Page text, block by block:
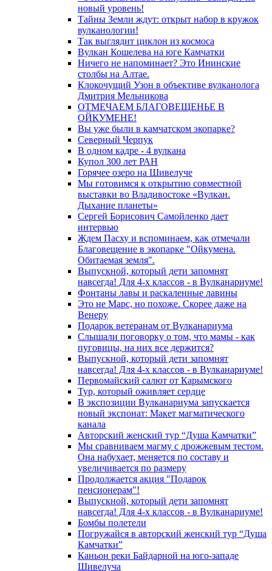
новый уровень!
Тайны Земли ждут: открыт набор в кружок
вулканологии!
Так выглядит циклон из космоса
Вулкан Кошелева на юге Камчатки
Ничего не напоминает? Это Ининские
столбы на Алтае.
Клокочущий Узон в объективе вулканолога
Дмитрия Мельникова
ОТМЕЧАЕМ БЛАГОВЕЩЕНЬЕ В
ОЙКУМЕНЕ!
Вы уже были в камчатском экопарке?
Северный Черпук
В одном кадре - 4 вулкана
Купол 300 лет РАН
Горячее озеро на Шивелуче
Мы готовимся к открытию совместной
выставки во Владивостоке «Вулкан.
Дыхание планеты»
Сергей Борисович Самойленко дает
интервью
Ждем Пасху и вспоминаем, как отмечали
Благовещение в экопарке "Ойкумена.
Обитаемая земля".
Выпускной, который дети запомнят
навсегда! Для 4-х классов - в Вулканариуме!
Фонтаны лавы и раскаленные лавины
Это не Марс, но похоже. Скорее даже на
Венеру
Подарок ветеранам от Вулканариума
Слышали поговорку о том, что мамы - как
пуговицы, на них все держится?
Выпускной, который дети запомнят
навсегда! Для 4-х классов - в Вулканариуме!
Первомайский салют от Карымского
Тур, который оживляет сердце
В экспозиции Вулканариума запускается
новый экспонат: Макет магматического
канала
Авторский женский тур “Душа Камчатки”
Мы сравниваем магму с дрожжевым тестом.
Она набухает, меняется по составу и
увеличивается по размеру
Продолжается акция "Подарок
пенсионерам"!
Выпускной, который дети запомнят
навсегда! Для 4-х классов - в Вулканариуме!
Бомбы полетели
Погружайся в авторский женский тур “Душа
Камчатки”
Каньон реки Байдарной на юго-западе
Шивелуча